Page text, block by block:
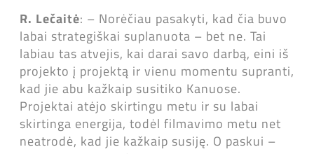
R. Lečaitė: – Norėčiau pasakyti, kad čia buvo
labai strategiškai suplanuota – bet ne. Tai
labiau tas atvejis, kai darai savo darbą, eini iš
projekto į projektą ir vienu momentu supranti,
kad jie abu kažkaip susitiko Kanuose.
Projektai atėjo skirtingu metu ir su labai
skirtinga energija, todėl filmavimo metu net
neatrodė, kad jie kažkaip susiję. O paskui –